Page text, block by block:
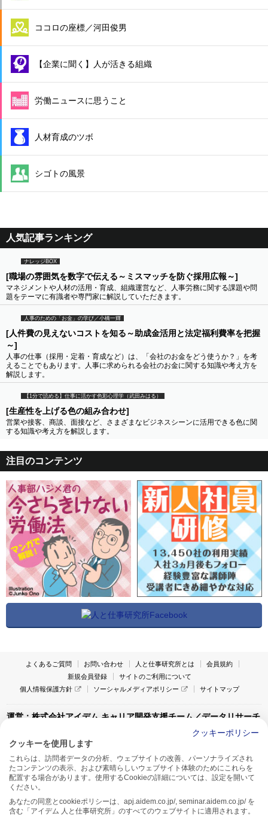
ココロの座標／河田俊男
【企業に聞く】人が活きる組織
労働ニュースに思うこと
人材育成のツボ
シゴトの風景
人気記事ランキング
ナレッジBOX
[職場の雰囲気を数字で伝える～ミスマッチを防ぐ採用広報～]
マネジメントや人材の活用・育成、組織運営など、人事労務に関する課題や問
題をテーマに有識者や専門家に解説していただきます。
人事のための「お金」の学び／小橋一輝
[人件費の見えないコストを知る～助成金活用と法定福利費率を把握
～]
人事の仕事（採用・定着・育成など）は、「会社のお金をどう使うか？」を考
えることでもあります。人事に求められる会社のお金に関する知識や考え方を
解説します。
【1分で読める】仕事に活かす色彩心理学（武田みはる）
[生産性を上げる色の組み合わせ]
営業や接客、商談、面接など、さまざまなビジネスシーンに活用できる色に関
する知識や考え方を解説します。
注目のコンテンツ
よくあるご質問 お問い合わせ 人と仕事研究所とは
会員規約
新規会員登録
サイトのご利用について
個人情報保護方針
ソーシャルメディアポリシー サイトマップ
運営：株式会社アイデム キャリア開発支援チーム／データリサーチ
〒160-0022 東京都新宿区新宿1-4-10
アイデム本社ビル TEL:03-5269-6020
〒550-0005 大阪府大阪市西区西本町1-13-43
アイデム西本町ビル7F TEL:06-7662-2800
クッキーポリシー
クッキーを使用します
これらは、訪問者データの分析、ウェブサイトの改善、パーソナライズされ
たコンテンツの表示、および素晴らしいウェブサイト体験のためにこれらを
配置する場合があります。使用するCookieの詳細については、設定を開いて
ください。
あなたの同意とcookieポリシーは、apj.aidem.co.jp/, seminar.aidem.co.jp/ を
含む「アイデム 人と仕事研究所」のすべてのウェブサイトに適用されます。